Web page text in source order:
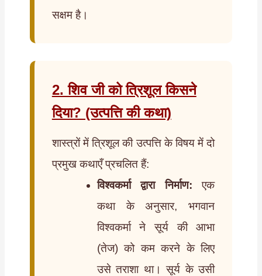
सक्षम है।
2. शिव जी को त्रिशूल किसने
दिया? (उत्पत्ति की कथा)
शास्त्रों में त्रिशूल की उत्पत्ति के विषय में दो
प्रमुख कथाएँ प्रचलित हैं:
विश्वकर्मा द्वारा निर्माण: एक
कथा के अनुसार, भगवान
विश्वकर्मा ने सूर्य की आभा
(तेज) को कम करने के लिए
उसे तराशा था। सूर्य के उसी